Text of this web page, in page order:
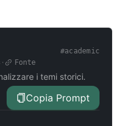
#academic
· Fonte
i temi storici.
Copia Prompt